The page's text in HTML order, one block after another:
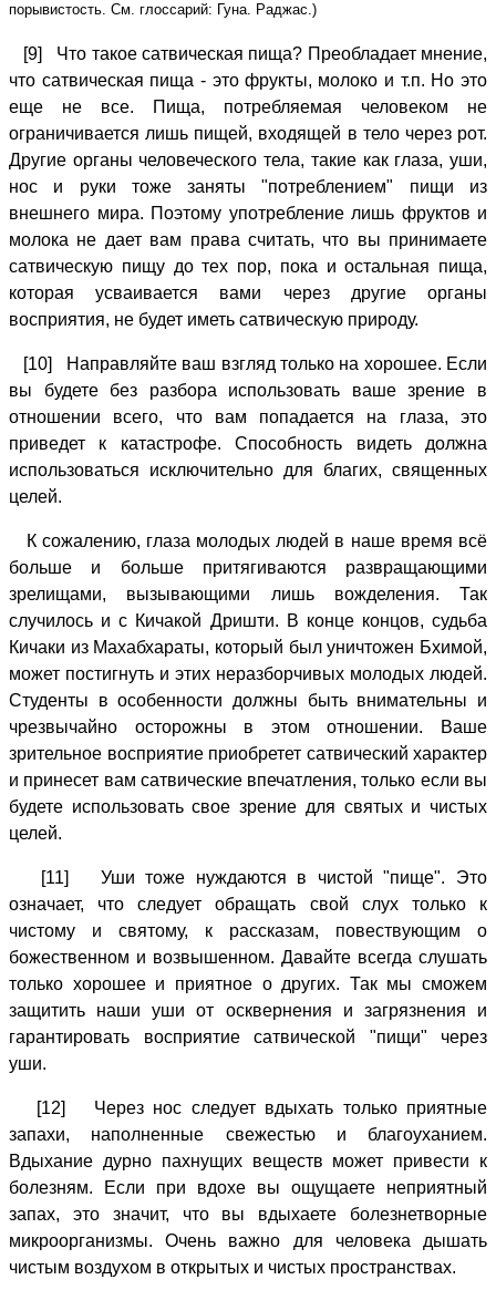
порывистость. См. глоссарий: Гуна. Раджас.)
[9] Что такое сатвическая пища? Преобладает мнение,
что сатвическая пища - это фрукты, молоко и т.п. Но это
еще не все. Пища, потребляемая человеком не
ограничивается лишь пищей, входящей в тело через рот.
Другие органы человеческого тела, такие как глаза, уши,
нос и руки тоже заняты "потреблением" пищи из
внешнего мира. Поэтому употребление лишь фруктов и
молока не дает вам права считать, что вы принимаете
сатвическую пищу до тех пор, пока и остальная пища,
которая усваивается вами через другие органы
восприятия, не будет иметь сатвическую природу.
[10] Направляйте ваш взгляд только на хорошее. Если
вы будете без разбора использовать ваше зрение в
отношении всего, что вам попадается на глаза, это
приведет к катастрофе. Способность видеть должна
использоваться исключительно для благих, священных
целей.
К сожалению, глаза молодых людей в наше время всё
больше и больше притягиваются развращающими
зрелищами, вызывающими лишь вожделения. Так
случилось и с Кичакой Дришти. В конце концов, судьба
Кичаки из Махабхараты, который был уничтожен Бхимой,
может постигнуть и этих неразборчивых молодых людей.
Студенты в особенности должны быть внимательны и
чрезвычайно осторожны в этом отношении. Ваше
зрительное восприятие приобретет сатвический характер
и принесет вам сатвические впечатления, только если вы
будете использовать свое зрение для святых и чистых
целей.
[11] Уши тоже нуждаются в чистой "пище". Это
означает, что следует обращать свой слух только к
чистому и святому, к рассказам, повествующим о
божественном и возвышенном. Давайте всегда слушать
только хорошее и приятное о других. Так мы сможем
защитить наши уши от осквернения и загрязнения и
гарантировать восприятие сатвической "пищи" через
уши.
[12] Через нос следует вдыхать только приятные
запахи, наполненные свежестью и благоуханием.
Вдыхание дурно пахнущих веществ может привести к
болезням. Если при вдохе вы ощущаете неприятный
запах, это значит, что вы вдыхаете болезнетворные
микроорганизмы. Очень важно для человека дышать
чистым воздухом в открытых и чистых пространствах.